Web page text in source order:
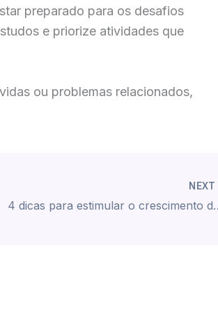
preparado para os desafios
e priorize atividades que
ou problemas relacionados,
NEXT
4 dicas para